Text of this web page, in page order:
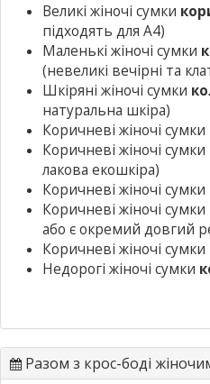
Великі жіночі сумки
підходять для А4)
Маленькі жіночі сумки
(невеликі вечірні та
Шкіряні жіночі сумки
натуральна шкіра)
Коричневі жіночі сумки
Коричневі жіночі сумки
лакова екошкіра)
Коричневі жіночі сумки
Коричневі жіночі сумки
або є окремий довгий
Коричневі жіночі сумки
Недорогі жіночі сумки
Разом з крос-боді